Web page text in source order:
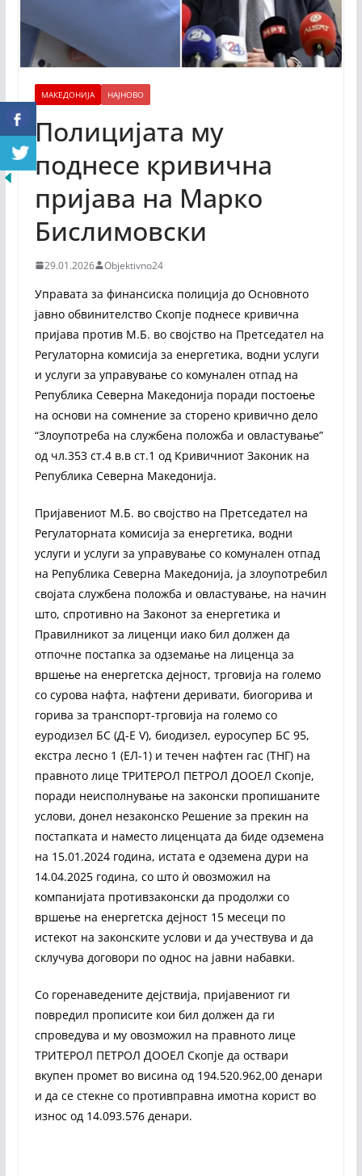
МАКЕДОНИЈА НАЈНОВО
Полицијата му
поднесе кривична
пријава на Марко
Бислимовски
29.01.2026 Objektivno24
Управата за финансиска полиција до Основното
јавно обвинителство Скопје поднесе кривична
пријава против М.Б. во својство на Претседател на
Регулаторна комисија за енергетика, водни услуги
и услуги за управување со комунален отпад на
Република Северна Македонија поради постоење
на основи на сомнение за сторено кривично дело
“Злоупотреба на службена положба и овластување”
од чл.353 ст.4 в.в ст.1 од Кривичниот Законик на
Република Северна Македонија.
Пријавениот М.Б. во својство на Претседател на
Регулаторната комисија за енергетика, водни
услуги и услуги за управување со комунален отпад
на Република Северна Македонија, ја злоупотребил
својата службена положба и овластување, на начин
што, спротивно на Законот за енергетика и
Правилникот за лиценци иако бил должен да
отпочне постапка за одземање на лиценца за
вршење на енергетска дејност, трговија на големо
со сурова нафта, нафтени деривати, биогорива и
горива за транспорт-трговија на големо со
еуродизел БС (Д-Е V), биодизел, еуросупер БС 95,
екстра лесно 1 (ЕЛ-1) и течен нафтен гас (ТНГ) на
правното лице ТРИТЕРОЛ ПЕТРОЛ ДООЕЛ Скопје,
поради неисполнување на законски пропишаните
услови, донел незаконско Решение за прекин на
постапката и наместо лиценцата да биде одземена
на 15.01.2024 година, истата е одземена дури на
14.04.2025 година, со што ѝ овозможил на
компанијата противзаконски да продолжи со
вршење на енергетска дејност 15 месеци по
истекот на законските услови и да учествува и да
склучува договори по однос на јавни набавки.
Со горенаведените дејствија, пријавениот ги
повредил прописите кои бил должен да ги
спроведува и му овозможил на правното лице
ТРИТЕРОЛ ПЕТРОЛ ДООЕЛ Скопје да оствари
вкупен промет во висина од 194.520.962,00 денари
и да се стекне со противправна имотна корист во
износ од 14.093.576 денари.